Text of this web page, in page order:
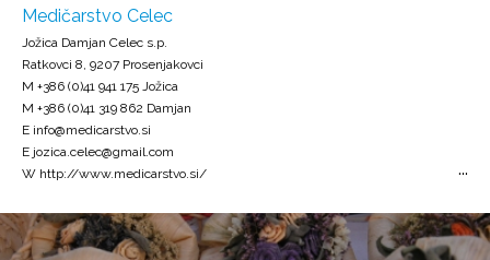
Medičarstvo Celec
Jožica Damjan Celec s.p.
Ratkovci 8, 9207 Prosenjakovci
M +386 (0)41 941 175 Jožica
M +386 (0)41 319 862 Damjan
E info@medicarstvo.si
E jozica.celec@gmail.com
W http://www.medicarstvo.si/